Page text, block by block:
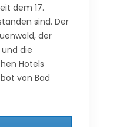
dem 17.
sind. Der
der
die
Hotels
von Bad